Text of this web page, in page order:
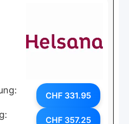
CHF 331.95
CHF 357.25